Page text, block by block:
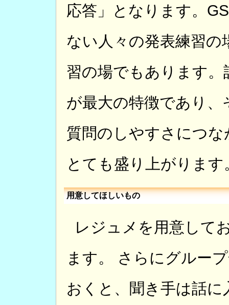
応答」となります。
ない人々の発表練習
習の場でもあります
が最大の特徴であり
質問のしやすさにつ
とても盛り上がります
用意してほしいもの
レジュメを用意して
ます。 さらにグルー
おくと、聞き手は話